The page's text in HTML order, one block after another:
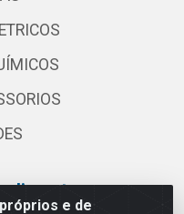
e de